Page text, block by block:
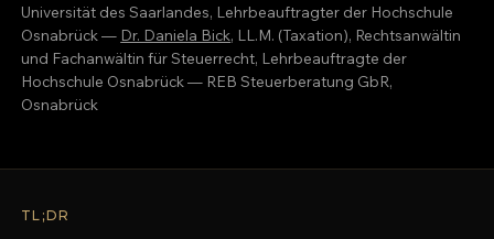
Universität des Saarlandes, Lehrbeauftragter der Hochschule
Osnabrück — Dr. Daniela Bick, LL.M. (Taxation), Rechtsanwältin
und Fachanwältin für Steuerrecht, Lehrbeauftragte der
Hochschule Osnabrück — REB Steuerberatung GbR,
Osnabrück
TL;DR